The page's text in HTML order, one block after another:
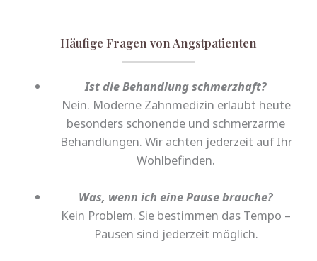
Häufige Fragen von Angstpatienten
Ist die Behandlung schmerzhaft?
Nein. Moderne Zahnmedizin erlaubt heute
besonders schonende und schmerzarme
Behandlungen. Wir achten jederzeit auf Ihr
Wohlbefinden.
Was, wenn ich eine Pause brauche?
Kein Problem. Sie bestimmen das Tempo –
Pausen sind jederzeit möglich.